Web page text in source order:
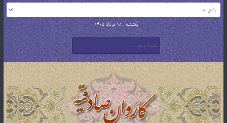
یکشنبه , 18 مرداد 1405